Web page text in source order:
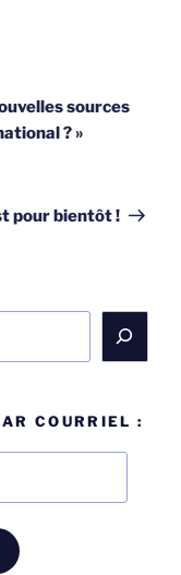
sources
? »
pour bientôt !
COURRIEL :